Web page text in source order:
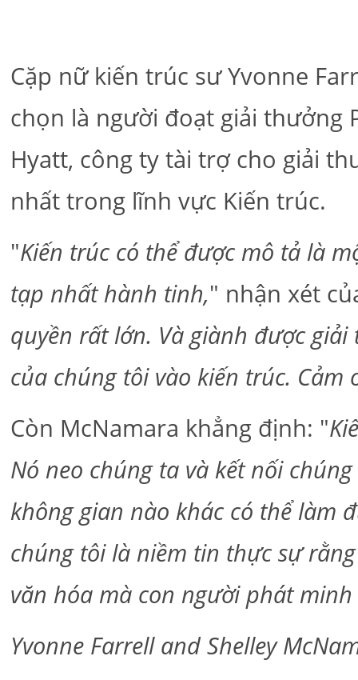
Cặp nữ kiến trúc sư Yvonne
chọn là người đoạt giải thưởng
Hyatt, công ty tài trợ cho giải
nhất trong lĩnh vực Kiến trúc.
"Kiến trúc có thể được mô tả là
tạp nhất hành tinh," nhận xét
quyền rất lớn. Và giành được
của chúng tôi vào kiến trúc. Cảm
Còn McNamara khẳng định: "
Nó neo chúng ta và kết nối
không gian nào khác có thể làm
chúng tôi là niềm tin thực sự
văn hóa mà con người phát
Yvonne Farrell and Shelley